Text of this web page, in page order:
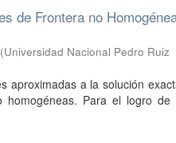
de Frontera no
(Universidad Nacional Pedro Ruiz
aproximadas a la solución
homogéneas. Para el logro de